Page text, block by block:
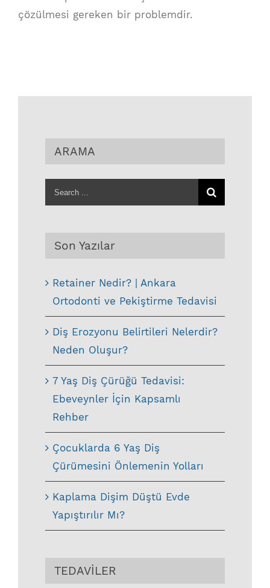
çözülmesi gereken bir problemdir.
ARAMA
Search
for:
Son Yazılar
Retainer Nedir? | Ankara
Ortodonti ve Pekiştirme Tedavisi
Diş Erozyonu Belirtileri Nelerdir?
Neden Oluşur?
7 Yaş Diş Çürüğü Tedavisi:
Ebeveynler İçin Kapsamlı
Rehber
Çocuklarda 6 Yaş Diş
Çürümesini Önlemenin Yolları
Kaplama Dişim Düştü Evde
Yapıştırılır Mı?
TEDAVİLER